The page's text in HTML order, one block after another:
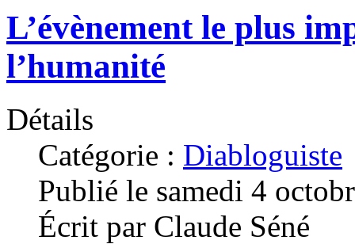
L’évènement le plus
l’humanité
Détails
Catégorie : Diabloguiste
Publié le samedi 4
Écrit par Claude Séné